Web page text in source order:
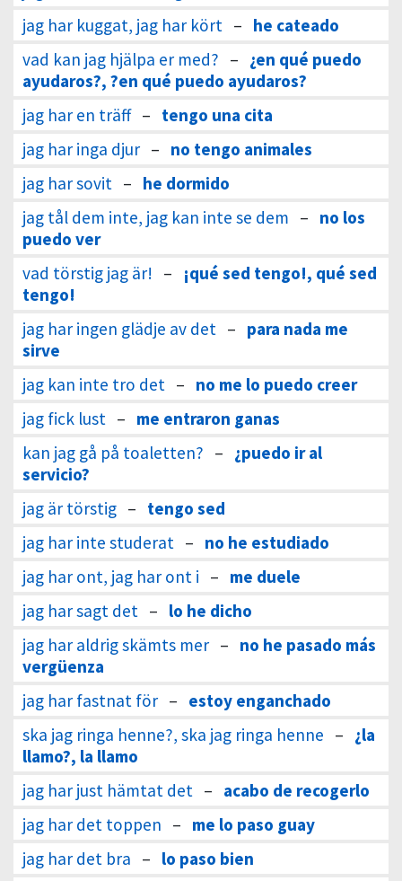
jag har kuggat, jag har kört – he cateado
vad kan jag hjälpa er med? – ¿en qué puedo
ayudaros?, ?en qué puedo ayudaros?
jag har en träff – tengo una cita
jag har inga djur – no tengo animales
jag har sovit – he dormido
jag tål dem inte, jag kan inte se dem – no los
puedo ver
vad törstig jag är! –
¡qué sed tengo!, qué sed
tengo!
jag har ingen glädje av det – para nada me
sirve
jag kan inte tro det – no me lo puedo creer
jag fick lust – me entraron ganas
kan jag gå på toaletten? – ¿puedo ir al
servicio?
jag är törstig – tengo sed
jag har inte studerat – no he estudiado
jag har ont, jag har ont i – me duele
jag har sagt det – lo he dicho
jag har aldrig skämts mer – no he pasado más
vergüenza
jag har fastnat för – estoy enganchado
ska jag ringa henne?, ska jag ringa henne – ¿la
llamo?, la llamo
jag har just hämtat det – acabo de recogerlo
jag har det toppen – me lo paso guay
jag har det bra – lo paso bien